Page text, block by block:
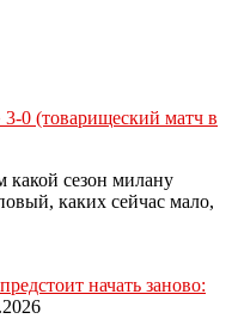
0 (товарищеский матч в
какой сезон милану
каких сейчас мало,
начать заново: